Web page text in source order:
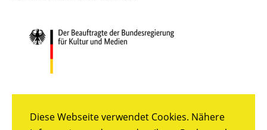
Diese Webseite verwendet Cookies. Nähere